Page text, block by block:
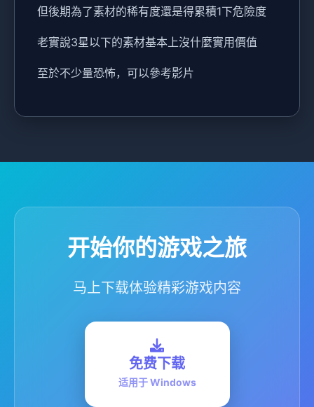
但後期為了素材的稀有度還是得累積1下危險度
老實說3星以下的素材基本上沒什麼實用價值
至於不少量恐怖，可以參考影片
开始你的游戏之旅
马上下载体验精彩游戏内容
免费下载
适用于 Windows